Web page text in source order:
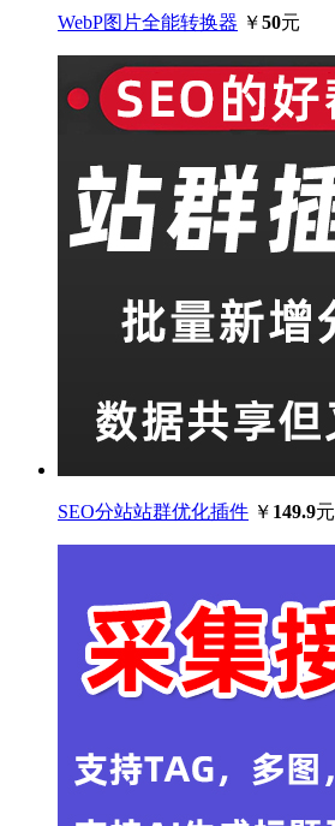
WebP图片全能转换器 ￥50元
SEO分站站群优化插件 ￥ 149.9元